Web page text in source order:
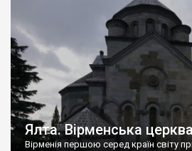
А потім було Хрещення Русі. На
Ялта. Вірменська
Вірменія першою серед країн світу